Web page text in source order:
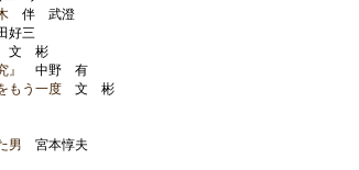
伴 武澄
好三
文 彬
中野 有
もう一度文 彬
男 宮本惇夫